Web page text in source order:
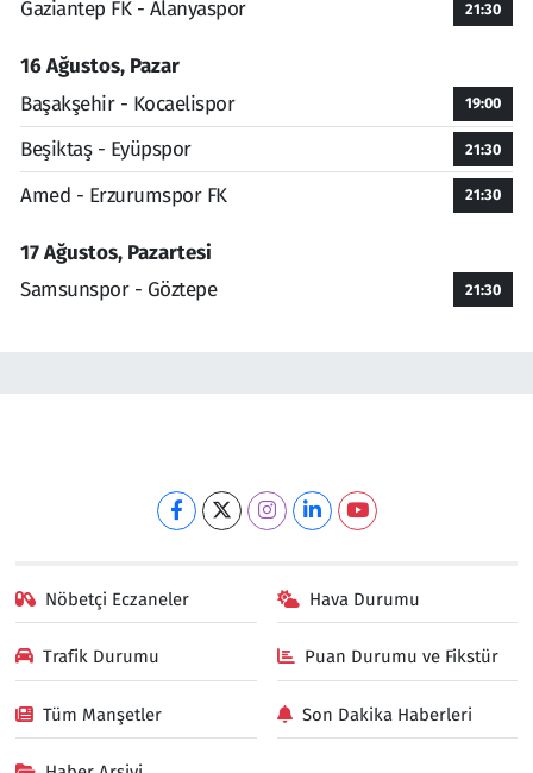
Gaziantep FK - Alanyaspor 21:30
16 Ağustos, Pazar
Başakşehir - Kocaelispor
19:00
Beşiktaş - Eyüpspor 21:30
Amed - Erzurumspor FK 21:30
17 Ağustos, Pazartesi
Samsunspor - Göztepe
21:30
Nöbetçi Eczaneler Hava Durumu
Trafik Durumu Puan Durumu ve Fikstür
Tüm Manşetler Son Dakika Haberleri